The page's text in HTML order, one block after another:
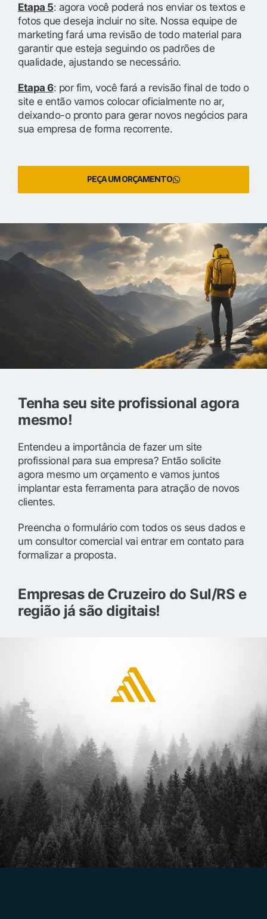
Etapa 5: agora você poderá nos enviar os textos e
fotos que deseja incluir no site. Nossa equipe de
marketing fará uma revisão de todo material para
garantir que esteja seguindo os padrões de
qualidade, ajustando se necessário.
Etapa 6: por fim, você fará a revisão final de todo o
site e então vamos colocar oficialmente no ar,
deixando-o pronto para gerar novos negócios para
sua empresa de forma recorrente.
PEÇA UM ORÇAMENTO
Tenha seu site profissional agora
mesmo!
Entendeu a importância de fazer um site
profissional para sua empresa? Então solicite
agora mesmo um orçamento e vamos juntos
implantar esta ferramenta para atração de novos
clientes.
Preencha o formulário com todos os seus dados e
um consultor comercial vai entrar em contato para
formalizar a proposta.
Empresas de Cruzeiro do Sul/RS e
região já são digitais!